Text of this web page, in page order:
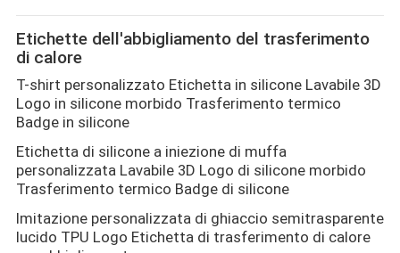
CASI
VR
SHOW
MAPPA
DEL
Etichette dell'abbigliamento del trasferimento
di calore
T-shirt personalizzato Etichetta in silicone Lavabile 3D
Logo in silicone morbido Trasferimento termico
Badge in silicone
Etichetta di silicone a iniezione di muffa
personalizzata Lavabile 3D Logo di silicone morbido
Trasferimento termico Badge di silicone
Imitazione personalizzata di ghiaccio semitrasparente
lucido TPU Logo Etichetta di trasferimento di calore